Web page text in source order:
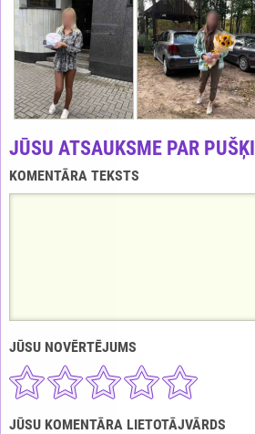
JŪSU ATSAUKSME PAR PUŠĶI
KOMENTĀRA TEKSTS
JŪSU NOVĒRTĒJUMS
JŪSU KOMENTĀRA LIETOTĀJVĀRDS